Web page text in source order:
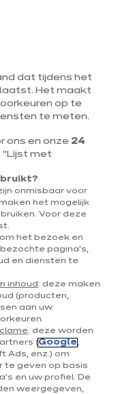
winkels
Afspraak
maken
Ja,
dat tijdens het
Het maakt
op te
te meten.
ons en onze 24
met
onmisbaar voor
het mogelijk
Voor deze
het bezoek en
pagina's,
en diensten te
inhoud : deze maken
(producten,
aan uw
: deze worden
(Google,
Ads, enz.) om
te geven op basis
en uw profiel. De
weergegeven,